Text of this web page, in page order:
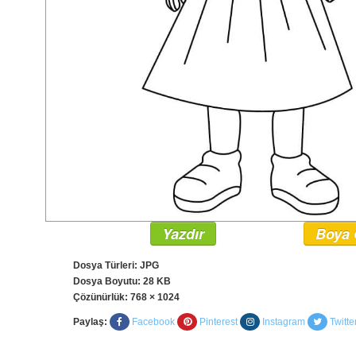
Yazdır Boya
Dosya Türleri: JPG
Dosya Boyutu: 28 KB
Çözünürlük: 768 × 1024
Paylaş: Facebook Pinterest Instagram